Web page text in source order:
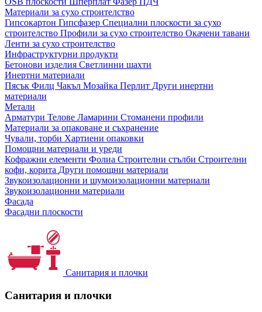
Материали за сухо строителство
Гипсокартон Гипсфазер Специални плоскости за сухо
строителство Профили за сухо строителство Окачени тавани
Ленти за сухо строителство
Инфраструктурни продукти
Бетонови изделия Светлинни шахти
Инертни материали
Пясък Филц Чакъл Мозайкa Перлит Други инертни
материали
Метали
Арматури Телове Ламарини Стоманени профили
Материали за опаковане и съхранение
Чували, торби Хартиени опаковки
Помощни материали и уреди
Кофражни елементи Фолиа Строителни стълби Строителни
кофи, корита Други помощни материали
Звукоизолационни и шумоизолационни материали
Звукоизолационни материали
Фасада
Фасадни плоскости
Санитария и плочки
Санитария и плочки